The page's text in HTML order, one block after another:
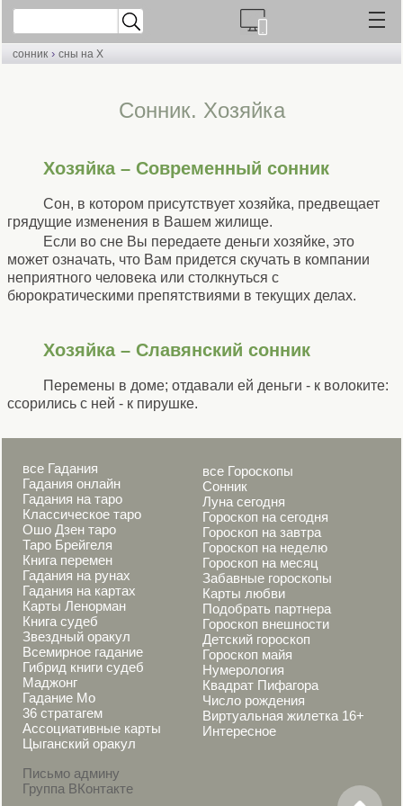
сонник › сны на Х
Cонник. Хозяйка
Хозяйка – Современный сонник
Сон, в котором присутствует хозяйка, предвещает
грядущие изменения в Вашем жилище.
Если во сне Вы передаете деньги хозяйке, это
может означать, что Вам придется скучать в компании
неприятного человека или столкнуться с
бюрократическими препятствиями в текущих делах.
Хозяйка – Славянский сонник
Перемены в доме; отдавали ей деньги - к волоките:
ссорились с ней - к пирушке.
все Гадания
Гадания онлайн
Гадания на таро
Классическое таро
Ошо Дзен таро
Таро Брейгеля
Книга перемен
Гадания на рунах
Гадания на картах
Карты Ленорман
Книга судеб
Звездный оракул
Всемирное гадание
Гибрид книги судеб
Маджонг
Гадание Мо
36 стратагем
Ассоциативные карты
Цыганский оракул
Письмо админу
Группа ВКонтакте
все Гороскопы
Сонник
Луна сегодня
Гороскоп на сегодня
Гороскоп на завтра
Гороскоп на неделю
Гороскоп на месяц
Забавные гороскопы
Карты любви
Подобрать партнера
Гороскоп внешности
Детский гороскоп
Гороскоп майя
Нумерология
Квадрат Пифагора
Число рождения
Виртуальная жилетка 16+
Интересное